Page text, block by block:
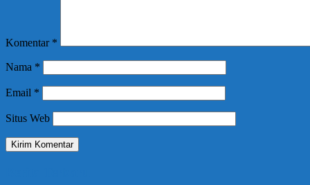
Komentar *
Nama *
Email *
Situs Web